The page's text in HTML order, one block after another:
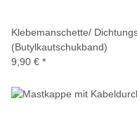
Klebemanschette/
(Butylkautschukband)
9,90 € *